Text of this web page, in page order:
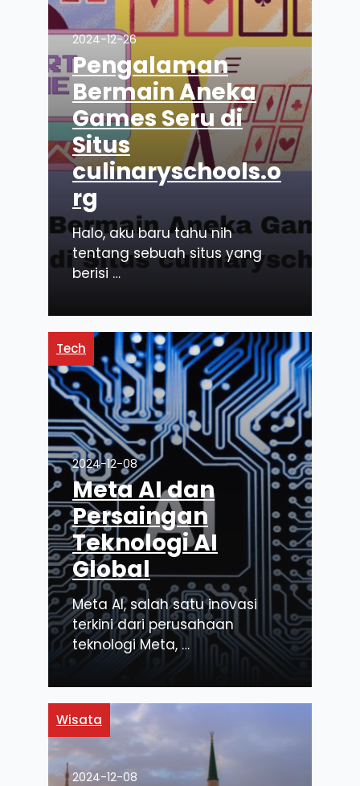
2024-12-26
Pengalaman
Bermain Aneka
Games Seru di
Situs
culinaryschools.o
rg
Halo, aku baru tahu nih
tentang sebuah situs yang
berisi …
Tech
2024-12-08
Meta AI dan
Persaingan
Teknologi AI
Global
Meta AI, salah satu inovasi
terkini dari perusahaan
teknologi Meta, …
Wisata
2024-12-08